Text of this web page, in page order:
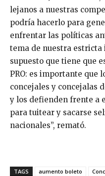
lejanos a nuestras
podría hacerlo para
enfrentar las políticas
tema de nuestra estricta
supuesto que tiene que
PRO: es importante que
concejales y concejalas
y los defienden frente a
para tuitear y sacarse
nacionales”, remató.
TAGS aumento boleto